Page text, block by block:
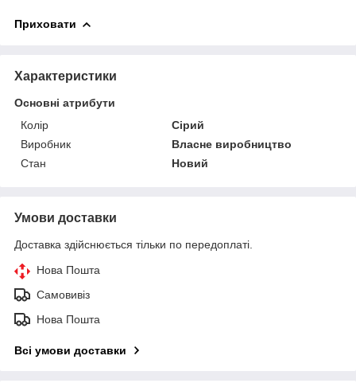
Приховати
Характеристики
Основні атрибути
Колір
Сірий
Виробник
Власне виробництво
Стан
Новий
Умови доставки
Доставка здійснюється тільки по передоплаті.
Нова Пошта
Самовивіз
Нова Пошта
Всі умови доставки